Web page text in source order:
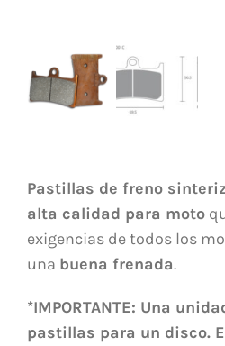
Pastillas de freno
alta calidad para moto
exigencias de todos los
una buena frenada.
*IMPORTANTE: Una
pastillas para un disco.